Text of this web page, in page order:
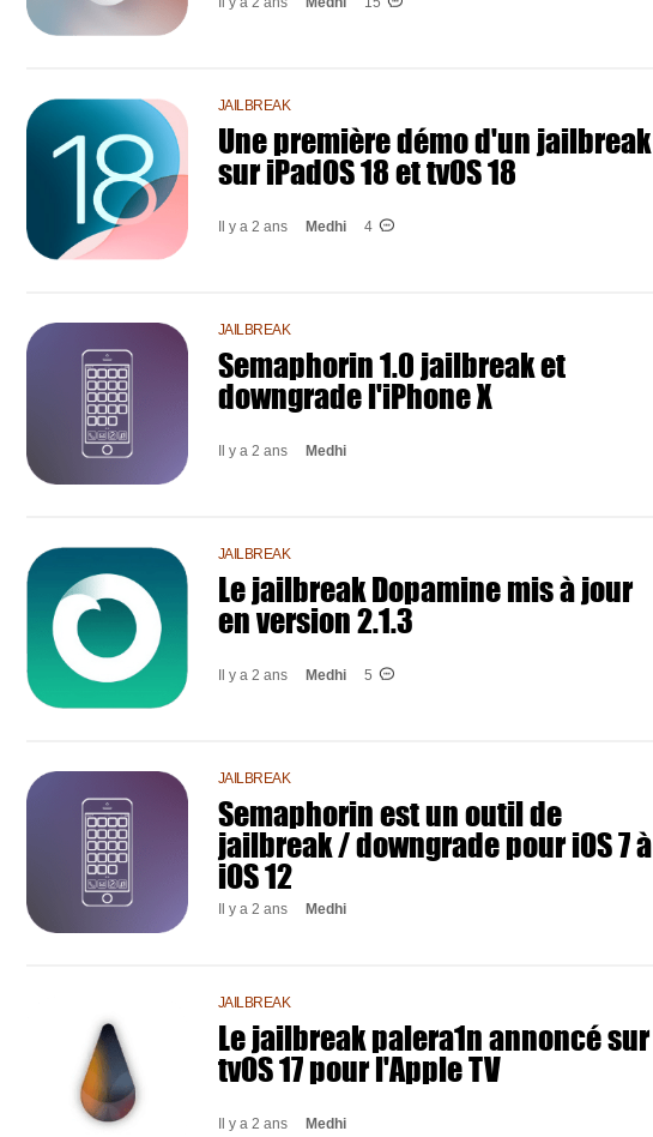
JAILBREAK
Une première démo d'un jailbreak
sur iPadOS 18 et tvOS 18
Il y a 2 ans Medhi 4
JAILBREAK
Semaphorin 1.0 jailbreak et
downgrade l'iPhone X
Il y a 2 ans Medhi
JAILBREAK
Le jailbreak Dopamine mis à jour
en version 2.1.3
Il y a 2 ans Medhi 5
JAILBREAK
Semaphorin est un outil de
jailbreak / downgrade pour iOS 7 à
iOS 12
Il y a 2 ans Medhi
JAILBREAK
Le jailbreak palera1n annoncé sur
tvOS 17 pour l'Apple TV
Il y a 2 ans Medhi